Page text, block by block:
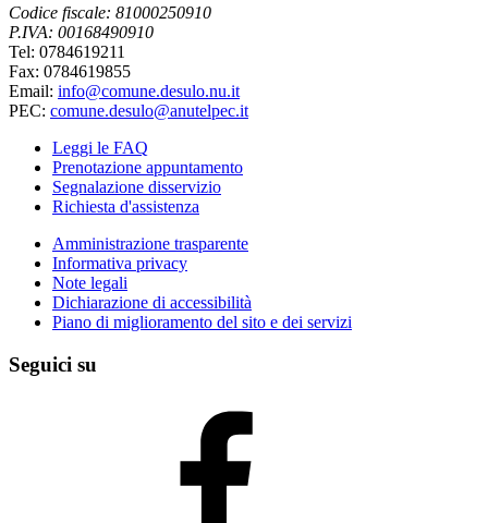
Codice fiscale: 81000250910
P.IVA: 00168490910
Tel: 0784619211
Fax: 0784619855
Email: info@comune.desulo.nu.it
PEC: comune.desulo@anutelpec.it
Leggi le FAQ
Prenotazione appuntamento
Segnalazione disservizio
Richiesta d'assistenza
Amministrazione trasparente
Informativa privacy
Note legali
Dichiarazione di accessibilità
Piano di miglioramento del sito e dei servizi
Seguici su